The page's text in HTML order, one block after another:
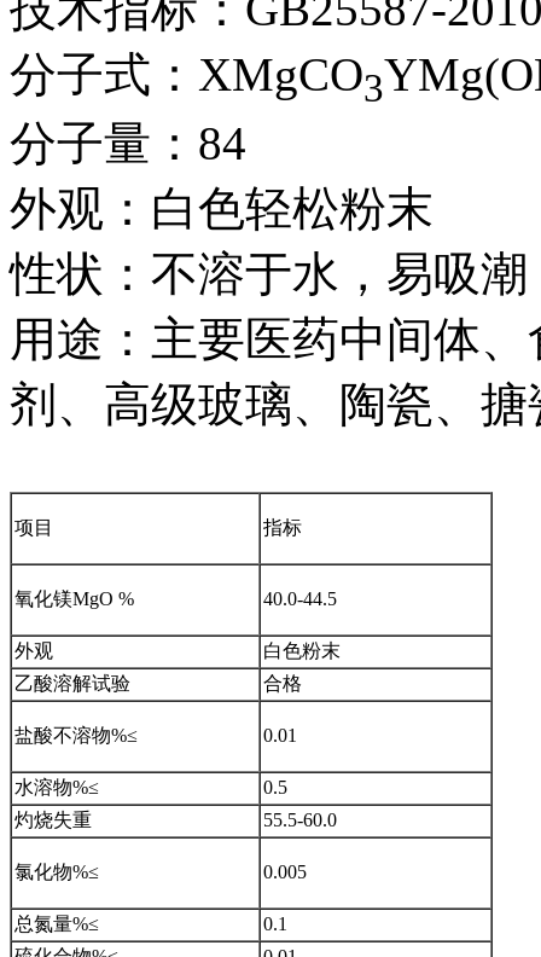
分子式：XMgCO3
分子量：84
外观：白色轻松粉末
性状：不溶于水，易吸潮
用途：主要医药中间体
剂、高级玻璃、陶瓷、
项目 指标
氧化镁MgO % 40.0-44.5
外观
白色粉末
乙酸溶解试验
合格
盐酸不溶物%≤ 0.01
水溶物%≤
0.5
灼烧失重
55.5-60.0
氯化物%≤ 0.005
总氮量%≤
0.1